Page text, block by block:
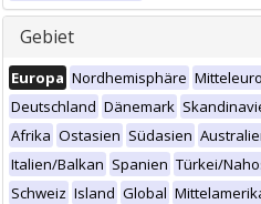
Gebiet
Europa Nordhemisphäre
Deutschland Dänemark
Afrika Ostasien Südasien
Italien/Balkan Spanien Türkei/
Schweiz Island Global